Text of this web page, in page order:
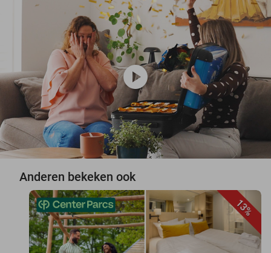
play_circle
Anderen bekeken ook
13%